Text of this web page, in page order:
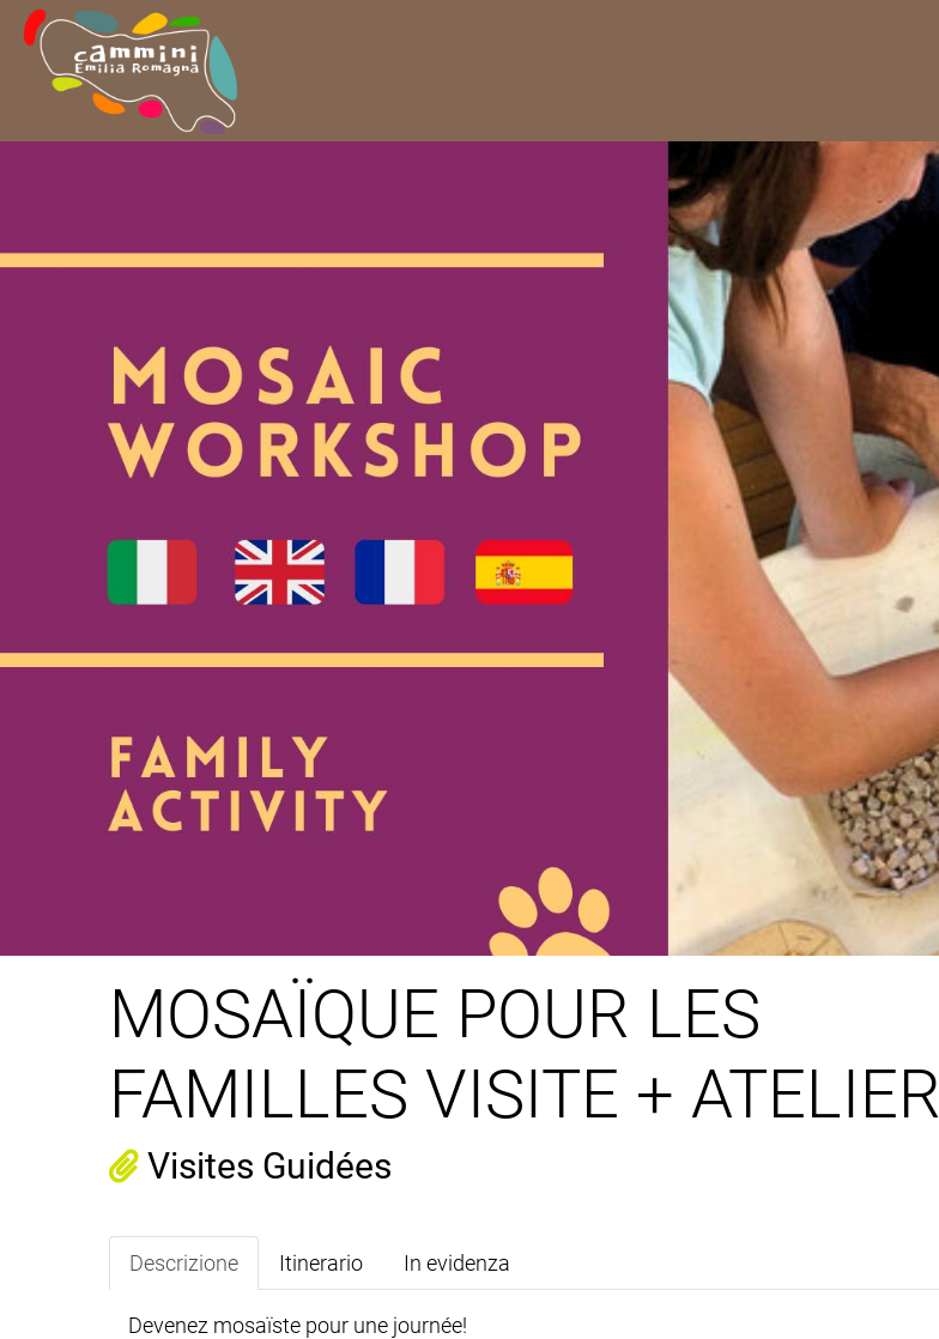
MOSAÏQUE POUR LES
FAMILLES VISITE + ATELIER
Visites Guidées
Descrizione Itinerario In evidenza
Devenez mosaïste pour une journée!